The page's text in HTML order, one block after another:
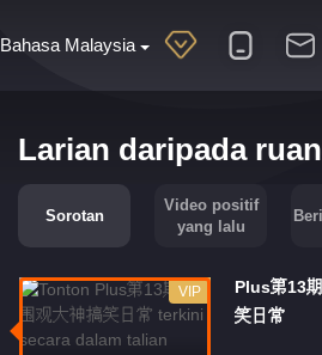
Bahasa Malaysia
Larian daripada
Sorotan
Video positif
yang lalu
VIP
Plus第13
笑日常